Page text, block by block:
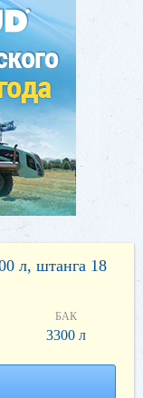
л, штанга 18
БАК
3300 л